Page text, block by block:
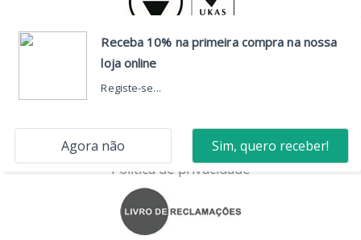
CONTACTOS
Resolução de litígios
Política de privacidade